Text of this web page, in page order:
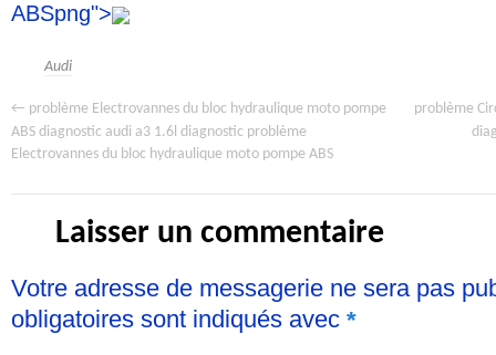
ABSpng">
Audi
← problème Electrovannes du bloc hydraulique moto pompe
ABS diagnostic audi a3 1.6l diagnostic problème
Electrovannes du bloc hydraulique moto pompe ABS
problème
Laisser un commentaire
Votre adresse de messagerie ne sera pas
obligatoires sont indiqués avec *